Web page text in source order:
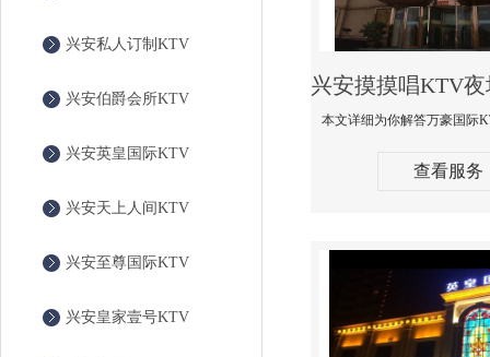
兴安私人订制KTV
兴安伯爵会所KTV
兴安英皇国际KTV
兴安天上人间KTV
兴安至尊国际KTV
兴安皇家壹号KTV
查看服务